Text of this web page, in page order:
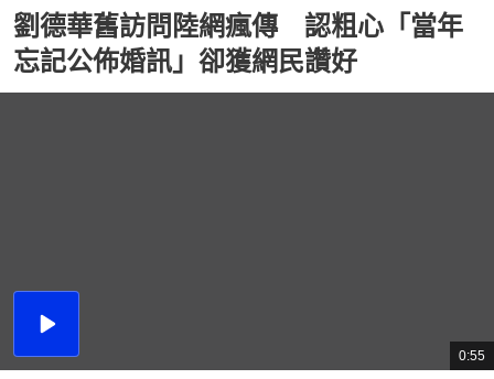
劉德華舊訪問陸網瘋傳 認粗心「當年
忘記公佈婚訊」卻獲網民讚好
播
總
共
0:55